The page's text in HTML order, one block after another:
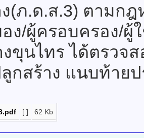
(ภ.ด.ส.3) ตามก
อง/ผู้ครอบครอง/
ขุนไทร ได้ตรวจ
กสร้าง แนบท้าย
[ ] 62 Kb